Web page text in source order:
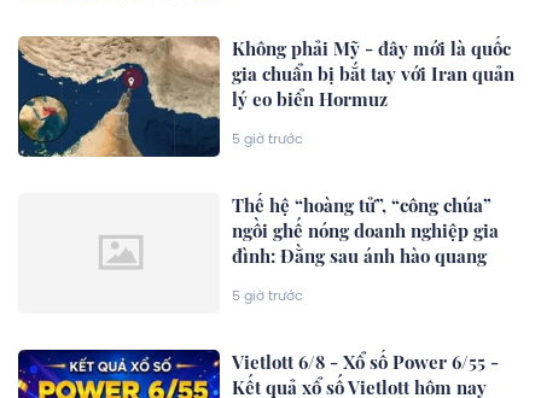
Không phải Mỹ - đây mới là quốc
gia chuẩn bị bắt tay với Iran quản
lý eo biển Hormuz
5 giờ trước
Thế hệ “hoàng tử”, “công chúa”
ngồi ghế nóng doanh nghiệp gia
đình: Đằng sau ánh hào quang
5 giờ trước
Vietlott 6/8 - Xổ số Power 6/55 -
Kết quả xổ số Vietlott hôm nay